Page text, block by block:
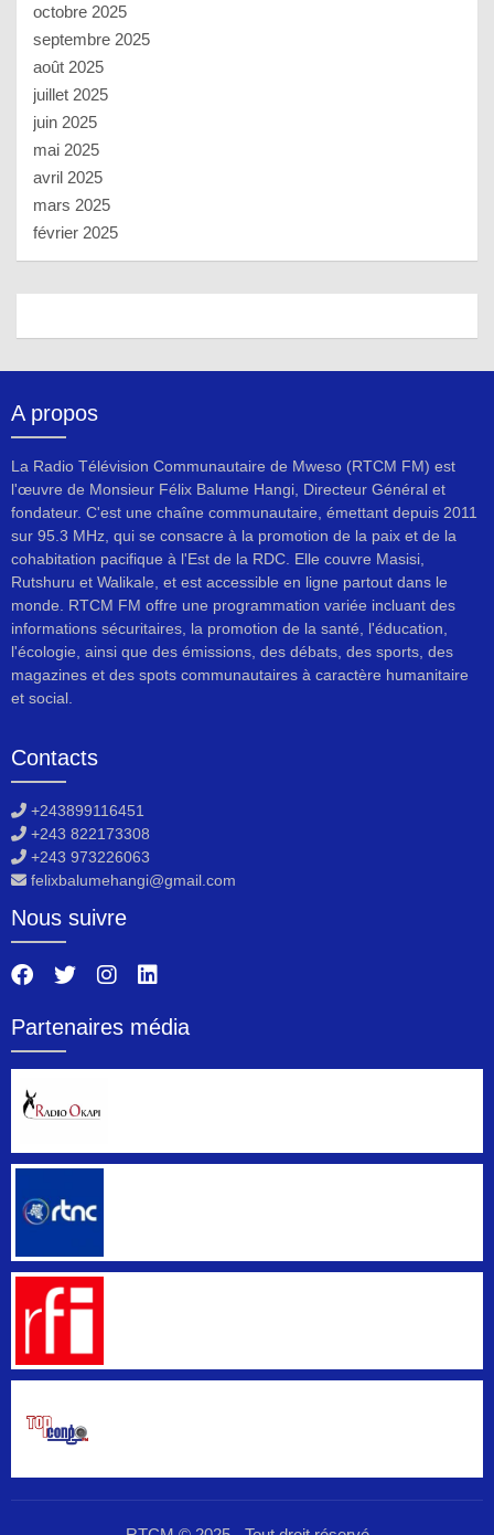
octobre 2025
septembre 2025
août 2025
juillet 2025
juin 2025
mai 2025
avril 2025
mars 2025
février 2025
A propos
La Radio Télévision Communautaire de Mweso (RTCM FM) est
l'œuvre de Monsieur Félix Balume Hangi, Directeur Général et
fondateur. C'est une chaîne communautaire, émettant depuis 2011
sur 95.3 MHz, qui se consacre à la promotion de la paix et de la
cohabitation pacifique à l'Est de la RDC. Elle couvre Masisi,
Rutshuru et Walikale, et est accessible en ligne partout dans le
monde. RTCM FM offre une programmation variée incluant des
informations sécuritaires, la promotion de la santé, l'éducation,
l'écologie, ainsi que des émissions, des débats, des sports, des
magazines et des spots communautaires à caractère humanitaire
et social.
Contacts
+243899116451
+243 822173308
+243 973226063
felixbalumehangi@gmail.com
Nous suivre
Partenaires média